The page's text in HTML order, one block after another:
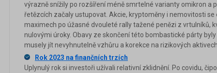
výrazně snížily po rozšíření méně smrtelné varianty omikron a
řetězcích začaly ustupovat. Akcie, kryptoměny i nemovitosti
maximech po úžasné dvouleté rally tažené penězi z vrtulníků,
nulovými úroky. Obavy ze skončení této bombastické párty
musely jít nevyhnutelně vzhůru a korekce na rizikových
Rok 2023 na finančních trzích
Uplynulý rok si investoři užívali relativní zklidnění. Po covidu,